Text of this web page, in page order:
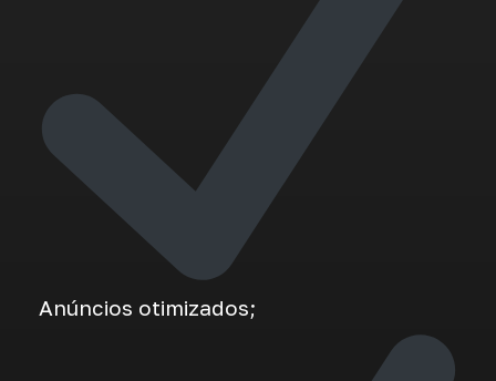
Anúncios otimizados;